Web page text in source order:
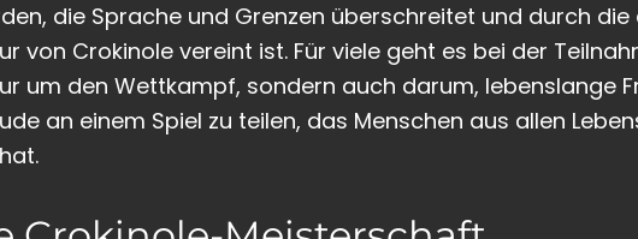
die Sprache und Grenzen überschreitet und durch die
von Crokinole vereint ist. Für viele geht es bei der
um den Wettkampf, sondern auch darum, lebenslange
an einem Spiel zu teilen, das Menschen aus allen